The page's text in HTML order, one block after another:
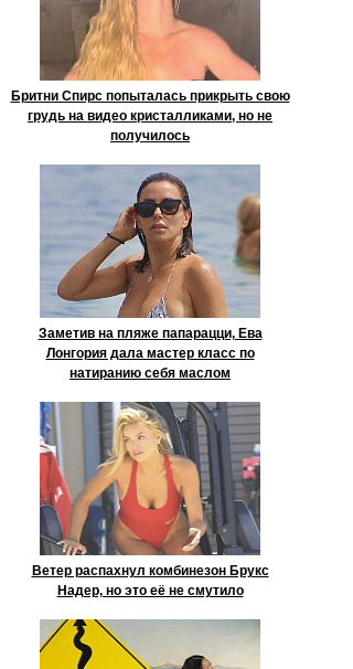
Бритни Спирс попыталась прикрыть свою
грудь на видео кристалликами, но не
получилось
Заметив на пляже папарацци, Ева
Лонгория дала мастер класс по
натиранию себя маслом
Ветер распахнул комбинезон Брукс
Надер, но это её не смутило